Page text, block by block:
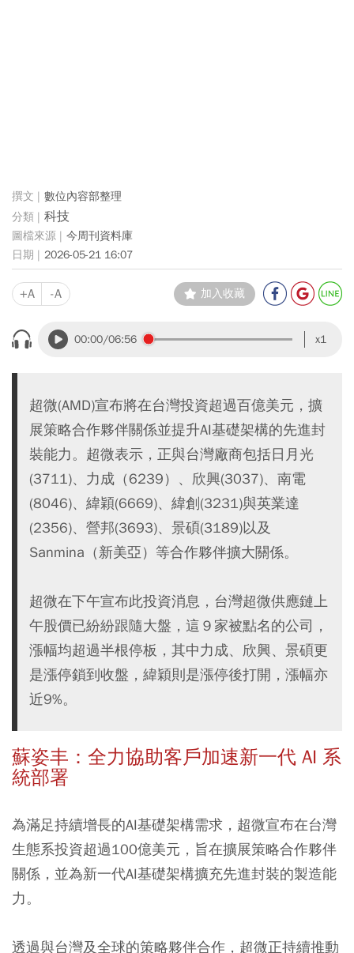
數位內容部整理
科技
今周刊資料庫
2026-05-21 16:07
+A -A 加入收藏
00:00/06:56 x1
超微(AMD)宣布將在台灣投資超過百億美元，擴
展策略合作夥伴關係並提升AI基礎架構的先進封
裝能力。超微表示，正與台灣廠商包括日月光
(3711)、力成（6239）、欣興(3037)、南電
(8046)、緯穎(6669)、緯創(3231)與英業達
(2356)、營邦(3693)、景碩(3189)以及
Sanmina（新美亞）等合作夥伴擴大關係。
超微在下午宣布此投資消息，台灣超微供應鏈上
午股價已紛紛跟隨大盤，這９家被點名的公司，
漲幅均超過半根停板，其中力成、欣興、景碩更
是漲停鎖到收盤，緯穎則是漲停後打開，漲幅亦
近9%。
蘇姿丰：全力協助客戶加速新一代 AI 系
統部署
為滿足持續增長的AI基礎架構需求，超微宣布在台灣
生態系投資超過100億美元，旨在擴展策略合作夥伴
關係，並為新一代AI基礎架構擴充先進封裝的製造能
力。
透過與台灣及全球的策略夥伴合作，超微正持續推動